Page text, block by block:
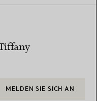
MELDEN SIE SICH AN